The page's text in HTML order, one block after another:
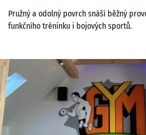
Pružný a odolný povrch snáší běžný
funkčního tréninku i bojových sportů.